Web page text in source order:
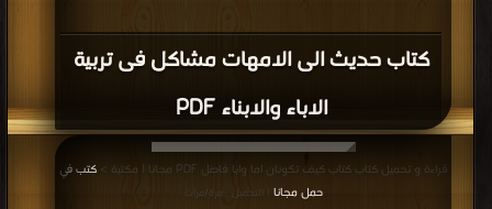
كتاب حديث الى الامهات مشاكل فى تربية
الاباء والابناء PDF
قراءة و تحميل كتاب كتاب كيف تكونان اما وابا فاضل PDF مجانا | مكتبة >
كتب في
حمل مجانا | التحميل : مرة/مرات